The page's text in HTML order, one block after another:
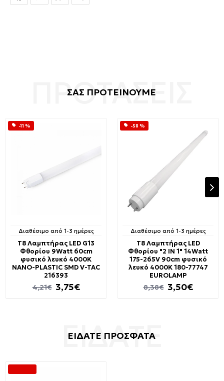
ΣΑΣ ΠΡΟΤΕΙΝΟΥΜΕ
-11 %
Διαθέσιμο από 1-3 ημέρες
T8 Λαμπτήρας LED G13
Φθορίου 9Watt 60cm
φυσικό λευκό 4000Κ
NANO-PLASTIC SMD V-TAC
216393
3,75€
4,21€
-58 %
Διαθέσιμο από 1-3 ημέρες
T8 Λαμπτήρας LED
Φθορίου "2 IN 1" 14Watt
175-265V 90cm φυσικό
λευκό 4000K 180-77747
EUROLAMP
3,50€
8,38€
ΕΙΔΑΤΕ ΠΡΟΣΦΑΤΑ